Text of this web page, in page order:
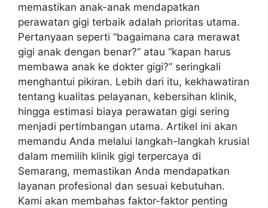
memastikan anak-anak mendapatkan
perawatan gigi terbaik adalah prioritas utama.
Pertanyaan seperti “bagaimana cara merawat
gigi anak dengan benar?” atau “kapan harus
membawa anak ke dokter gigi?” seringkali
menghantui pikiran. Lebih dari itu, kekhawatiran
tentang kualitas pelayanan, kebersihan klinik,
hingga estimasi biaya perawatan gigi sering
menjadi pertimbangan utama. Artikel ini akan
memandu Anda melalui langkah-langkah krusial
dalam memilih klinik gigi terpercaya di
Semarang, memastikan Anda mendapatkan
layanan profesional dan sesuai kebutuhan.
Kami akan membahas faktor-faktor penting